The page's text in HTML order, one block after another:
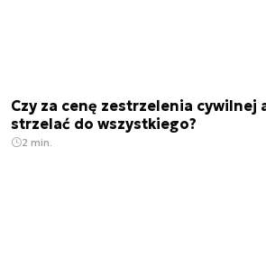
Czy za cenę zestrzelenia cywilnej
strzelać do wszystkiego?
2 min.